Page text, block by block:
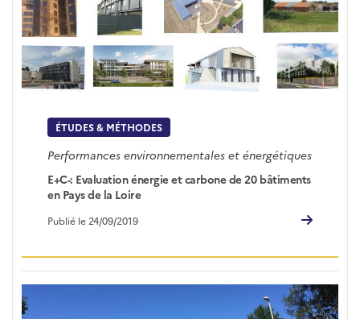
ÉTUDES & MÉTHODES
Performances environnementales et énergétiques
E+C-: Evaluation énergie et carbone de 20 bâtiments
en Pays de la Loire
Publié le 24/09/2019